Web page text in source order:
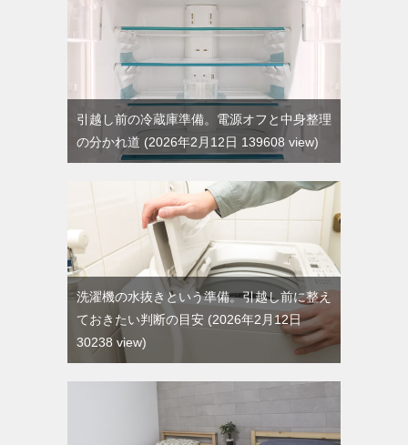
引越し前の冷蔵庫準備。電源オフと中身整理
の分かれ道
2026年2月12日 139608 view
洗濯機の水抜きという準備。引越し前に整え
ておきたい判断の目安
2026年2月12日
30238 view